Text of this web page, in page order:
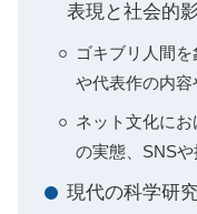
表現と社会的
ゴキブリ人間
や代表作の内容
ネット文化に
の実態、SNS
現代の科学研